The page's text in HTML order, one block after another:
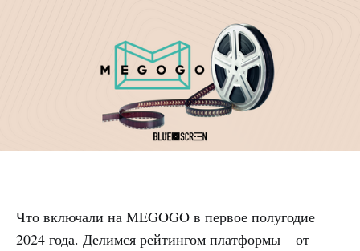
Что включали на MEGOGO в первое полугодие
2024 года. Делимся рейтингом платформы – от